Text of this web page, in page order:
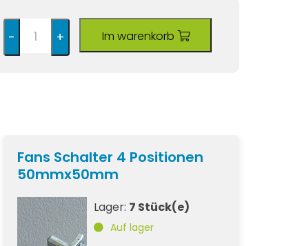
- + Im warenkorb
Fans Schalter 4 Positionen
50mmx50mm
Lager: 7 Stück(e)
Auf lager